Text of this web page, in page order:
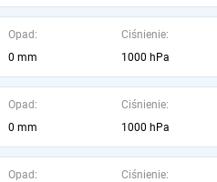
Opad:
0 mm
Ciśnienie:
1000 hPa
Opad:
0 mm
Ciśnienie:
1000 hPa
Opad:
Ciśnienie: